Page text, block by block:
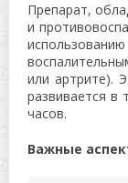
Препарат,
и
или артрите).
развивается в
часов.
Важные